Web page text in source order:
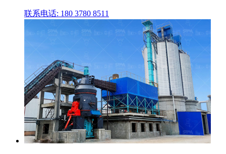
联系电话: 180 3780 8511